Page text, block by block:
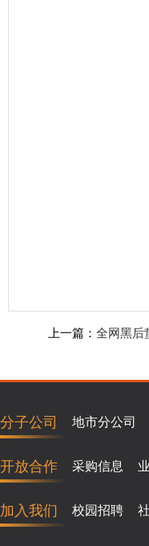
上一篇： 全网黑后
分子公司 地市分公司
开放合作 采购信息
加入我们 校园招聘